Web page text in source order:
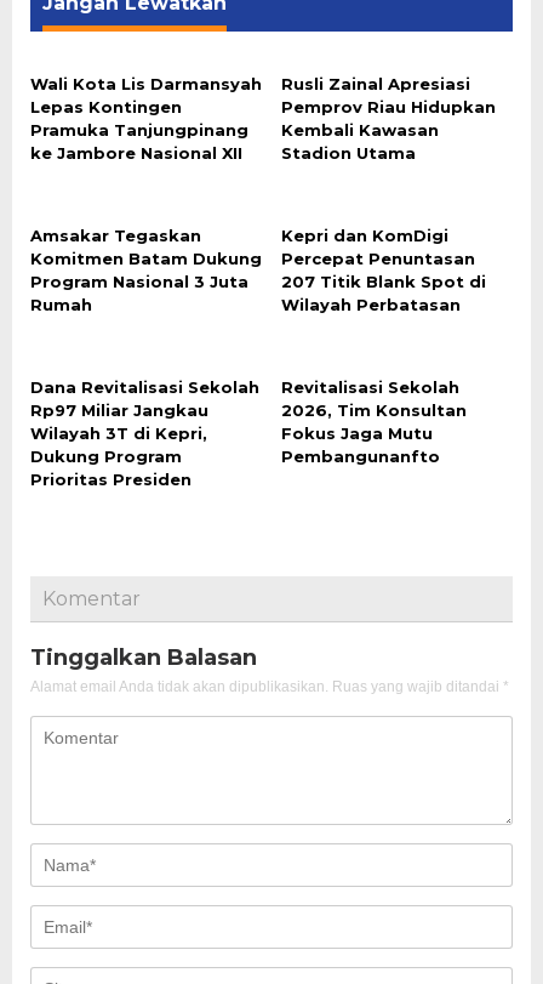
Wali Kota Lis Darmansyah
Lepas Kontingen
Pramuka Tanjungpinang
ke Jambore Nasional XII
Rusli Zainal Apresiasi
Pemprov Riau Hidupkan
Kembali Kawasan
Stadion Utama
Amsakar Tegaskan
Komitmen Batam Dukung
Program Nasional 3 Juta
Rumah
Kepri dan KomDigi
Percepat Penuntasan
207 Titik Blank Spot di
Wilayah Perbatasan
Dana Revitalisasi Sekolah
Rp97 Miliar Jangkau
Wilayah 3T di Kepri,
Dukung Program
Prioritas Presiden
Revitalisasi Sekolah
2026, Tim Konsultan
Fokus Jaga Mutu
Pembangunanfto
Komentar
Tinggalkan Balasan
Alamat email Anda tidak akan dipublikasikan. Ruas yang wajib ditandai *